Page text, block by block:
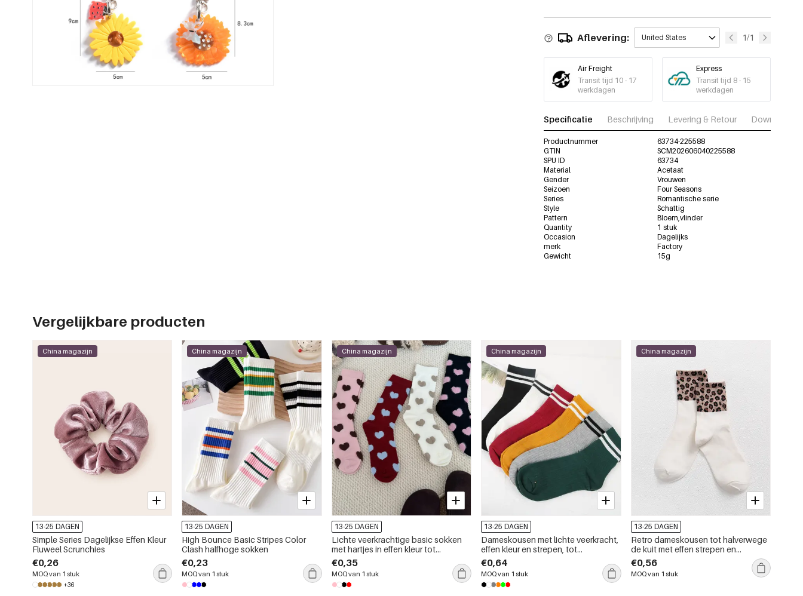
Aflevering: United States 1/1
Air Freight
Transit tijd 10 - 17
werkdagen
Express
Transit tijd 8 - 15
werkdagen
Specificatie Beschrijving Levering & Retour Download
Productnummer
63734-225588
GTIN
SCM202606040225588
SPU ID
63734
Material
Acetaat
Gender
Vrouwen
Seizoen
Four Seasons
Series
Romantische serie
Style
Schattig
Pattern
Bloem,vlinder
Quantity
1 stuk
Occasion
Dagelijks
merk
Factory
Gewicht
15g
Vergelijkbare producten
China magazijn
13-25 DAGEN
Simple Series Dagelijkse Effen Kleur
Fluweel Scrunchies
€0,26
MOQ van 1 stuk
+36
China magazijn
13-25 DAGEN
High Bounce Basic Stripes Color
Clash halfhoge sokken
€0,23
MOQ van 1 stuk
China magazijn
13-25 DAGEN
Lichte veerkrachtige basic sokken
met hartjes in effen kleur tot
halverwege de kuit
€0,35
MOQ van 1 stuk
China magazijn
13-25 DAGEN
Dameskousen met lichte veerkracht,
effen kleur en strepen, tot
halverwege de kuit.
€0,64
MOQ van 1 stuk
China magazijn
13-25 DAGEN
Retro dameskousen tot halverwege
de kuit met effen strepen en
luipaardprint.
€0,56
MOQ van 1 stuk